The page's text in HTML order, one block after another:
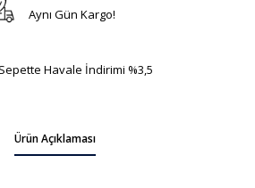
Aynı Gün Kargo!
Sepette Havale İndirimi %3,5
Ürün Açıklaması